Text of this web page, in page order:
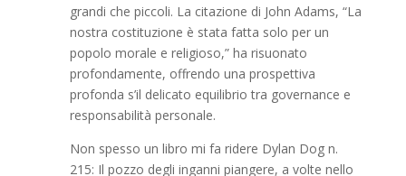
grandi che piccoli. La citazione di John Adams, “La
nostra costituzione è stata fatta solo per un
popolo morale e religioso,” ha risuonato
profondamente, offrendo una prospettiva
profonda s’il delicato equilibrio tra governance e
responsabilità personale.
Non spesso un libro mi fa ridere Dylan Dog n.
215: Il pozzo degli inganni piangere, a volte nello